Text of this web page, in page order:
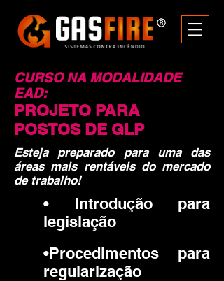
CURSO NA MODALIDADE
EAD:
PROJETO PARA
POSTOS DE GLP
Esteja preparado para uma das
áreas mais rentáveis do mercado
de trabalho!
• Introdução para
legislação
•Procedimentos para
regularização